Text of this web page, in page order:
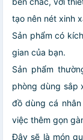
tạo nên nét xinh
Sản phẩm có
gian của bạn.
Sản phẩm
phòng dùng sắp
đồ dùng cá
việc thêm gọn
Đây sẽ là món